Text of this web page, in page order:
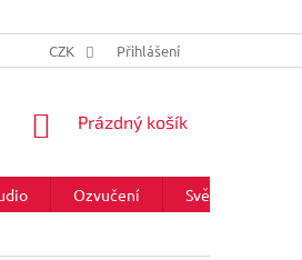
CZK Přihlášení
NÁKUPNÍ
Prázdný košík
Ozvučení Světla